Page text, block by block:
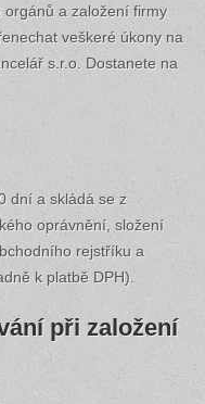
a založení firmy
veškeré úkony na
s.r.o. Dostanete na
dní a skládá se z
oprávnění, složení
rejstříku a
k platbě DPH).
při založení